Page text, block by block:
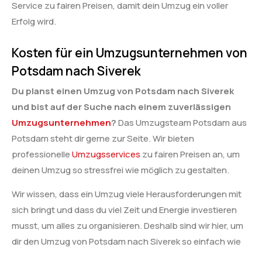
Service zu fairen Preisen, damit dein Umzug ein voller
Erfolg wird.
Kosten für ein Umzugsunternehmen von
Potsdam nach Siverek
Du planst einen Umzug von Potsdam nach Siverek
und bist auf der Suche nach einem zuverlässigen
Umzugsunternehmen?Das Umzugsteam Potsdam aus
Potsdam steht dir gerne zur Seite. Wir bieten
professionelleUmzugsservices zu fairen Preisen an, um
deinen Umzug so stressfrei wie möglich zu gestalten.
Wir wissen, dass ein Umzug viele Herausforderungen mit
sich bringt und dass du viel Zeit und Energie investieren
musst, um alles zu organisieren. Deshalb sind wir hier, um
dir den Umzug von Potsdam nach Siverek so einfach wie